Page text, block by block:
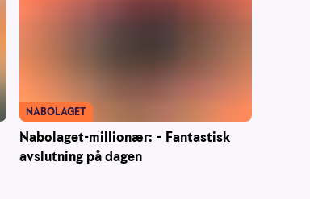
Nabolaget-millionær: – Fantastisk
avslutning på dagen
NABOLAGET